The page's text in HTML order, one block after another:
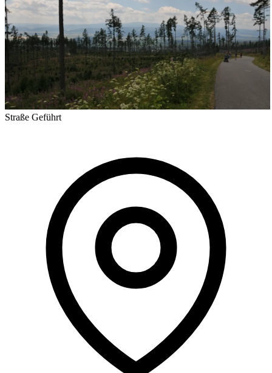
Straße Geführt